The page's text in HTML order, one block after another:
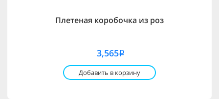
Плетеная коробочка из роз
3,565i
Добавить в корзину